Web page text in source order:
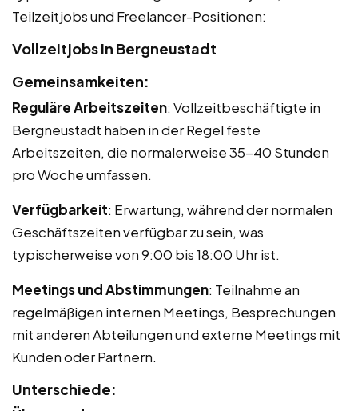
Teilzeitjobs und Freelancer-Positionen:
Vollzeitjobs in Bergneustadt
Gemeinsamkeiten:
Reguläre Arbeitszeiten: Vollzeitbeschäftigte in
Bergneustadt haben in der Regel feste
Arbeitszeiten, die normalerweise 35-40 Stunden
pro Woche umfassen.
Verfügbarkeit: Erwartung, während der normalen
Geschäftszeiten verfügbar zu sein, was
typischerweise von 9:00 bis 18:00 Uhr ist.
Meetings und Abstimmungen: Teilnahme an
regelmäßigen internen Meetings, Besprechungen
mit anderen Abteilungen und externe Meetings mit
Kunden oder Partnern.
Unterschiede: